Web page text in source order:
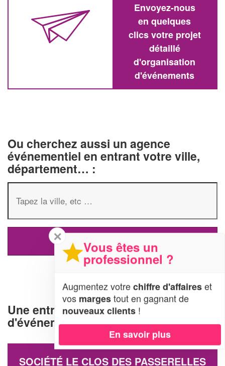
Envoyez-nous
en quelques
clics votre projet
détaillé
d'organisation
d'événements
Ou cherchez aussi un agence
événementiel en entrant votre ville,
département… :
Une entreprise d'organisation
d'événements à Ecrosnes (28320)
SOCIÉTÉ LE CLOS DES PASSERELLES
✕
Vous êtes un
professionnel ?
Augmentez votrechiffre d'affaireset
vos margestout en gagnant de
nouveaux clients !
En savoir plus